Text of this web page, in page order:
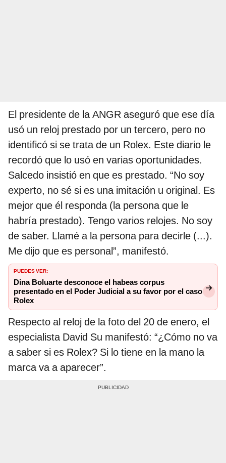
El presidente de la ANGR aseguró que ese día
usó un reloj prestado por un tercero, pero no
identificó si se trata de un Rolex. Este diario le
recordó que lo usó en varias oportunidades.
Salcedo insistió en que es prestado. “No soy
experto, no sé si es una imitación u original. Es
mejor que él responda (la persona que le
habría prestado). Tengo varios relojes. No soy
de saber. Llamé a la persona para decirle (...).
Me dijo que es personal”, manifestó.
PUEDES VER:
Dina Boluarte desconoce el habeas corpus
presentado en el Poder Judicial a su favor por el caso
Rolex
Respecto al reloj de la foto del 20 de enero, el
especialista David Su manifestó: “¿Cómo no va
a saber si es Rolex? Si lo tiene en la mano la
marca va a aparecer”.